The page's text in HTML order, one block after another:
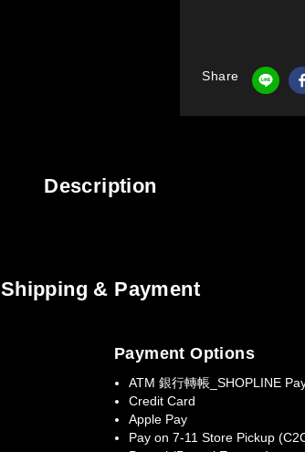
Share
Description
Shipping & Payment
Payment Options
ATM 銀行轉帳_SHOPLINE
Credit Card
Apple Pay
Pay on 7-11 Store Pickup